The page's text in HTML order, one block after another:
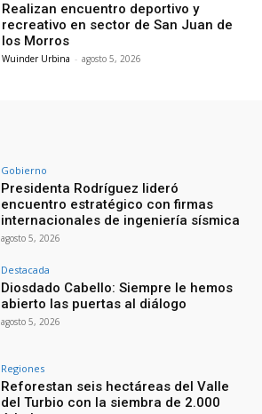
Realizan encuentro deportivo y
recreativo en sector de San Juan de
los Morros
Wuinder Urbina - agosto 5, 2026
Gobierno
Presidenta Rodríguez lideró
encuentro estratégico con firmas
internacionales de ingeniería sísmica
agosto 5, 2026
Destacada
Diosdado Cabello: Siempre le hemos
abierto las puertas al diálogo
agosto 5, 2026
Regiones
Reforestan seis hectáreas del Valle
del Turbio con la siembra de 2.000